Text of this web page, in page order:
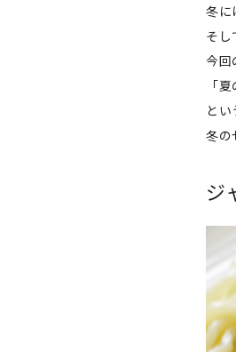
冬に
そし
今回
「
とい
冬の
ジ